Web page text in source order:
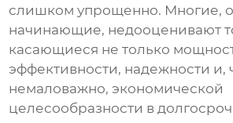
слишком упрощенно. Многие,
начинающие, недооценивают
касающиеся не только
эффективности, надежности и,
немаловажно, экономической
целесообразности в